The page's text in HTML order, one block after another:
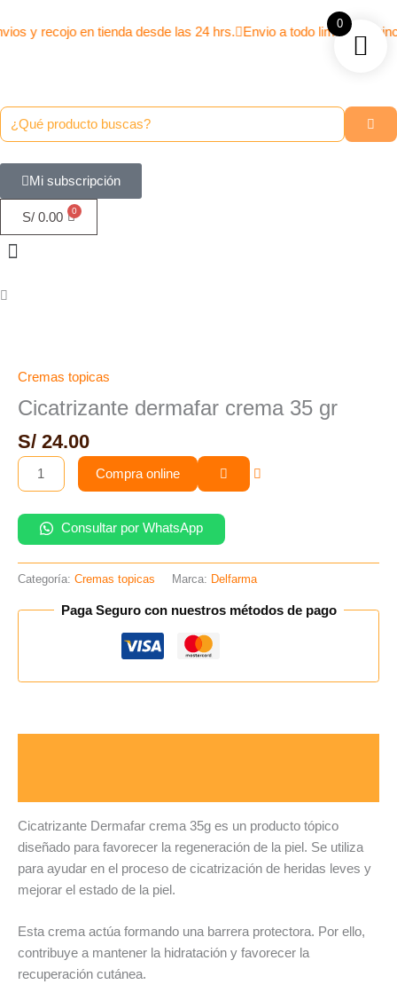
al
y recojo en tienda desde las 24 hrs. Envio a todo lima y
Mi subscripción
S/ 0.00
Cremas topicas
Cicatrizante dermafar crema 35 gr
S/ 24.00
crema
35
gr
cantidad
Compra online
Consultar por WhatsApp
Categoría: Cremas topicas Marca: Delfarma
Paga Seguro con nuestros métodos de pago
Cicatrizante Dermafar crema 35g es un producto tópico
diseñado para favorecer la regeneración de la piel. Se utiliza
para ayudar en el proceso de cicatrización de heridas leves y
mejorar el estado de la piel.
Esta crema actúa formando una barrera protectora. Por ello,
contribuye a mantener la hidratación y favorecer la
recuperación cutánea.
0